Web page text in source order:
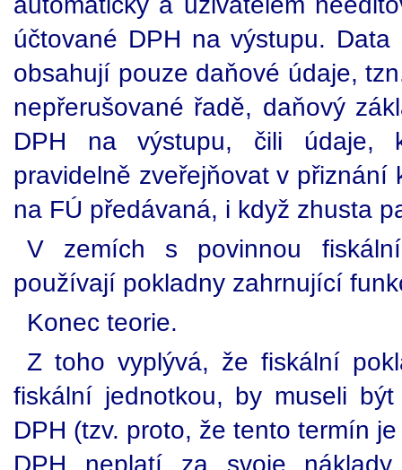
účtované DPH na výstupu.
obsahují pouze daňové údaje,
nepřerušované řadě, daňový
DPH na výstupu, čili údaje,
pravidelně zveřejňovat v přiznání
na FÚ předávaná, i když zhusta
V zemích s povinnou
používají pokladny zahrnující
Konec teorie.
Z toho vyplývá, že fiskální
fiskální jednotkou, by museli
DPH (tzv. proto, že tento termín
DPH neplatí za svoje